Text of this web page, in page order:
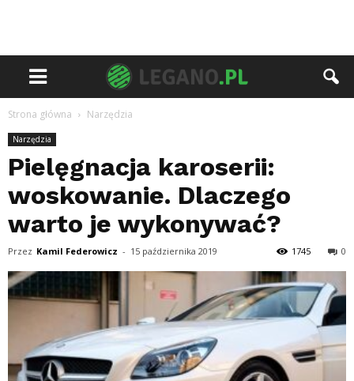
Strona główna Narzędzia
Narzędzia
Pielęgnacja karoserii:
woskowanie. Dlaczego
warto je wykonywać?
Przez Kamil Federowicz - 15 października 2019 0
1745